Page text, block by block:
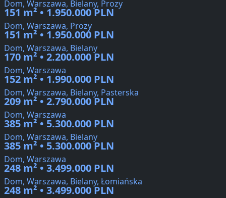
Dom, Warszawa, Bielany, Prozy
151 m² • 1.950.000 PLN
Dom, Warszawa, Prozy
151 m² • 1.950.000 PLN
Dom, Warszawa, Bielany
170 m² • 2.200.000 PLN
Dom, Warszawa
152 m² • 1.990.000 PLN
Dom, Warszawa, Bielany, Pasterska
209 m² • 2.790.000 PLN
Dom, Warszawa
385 m² • 5.300.000 PLN
Dom, Warszawa, Bielany
385 m² • 5.300.000 PLN
Dom, Warszawa
248 m² • 3.499.000 PLN
Dom, Warszawa, Bielany, Łomiańska
248 m² • 3.499.000 PLN